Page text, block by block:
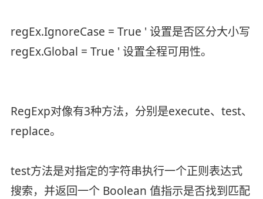
regEx.IgnoreCase = True ' 设置是否区分大小写
regEx.Global = True ' 设置全程可用性。
RegExp对像有3种方法，分别是execute、test、
replace。
test方法是对指定的字符串执行一个正则表达式
搜索，并返回一个 Boolean 值指示是否找到匹配